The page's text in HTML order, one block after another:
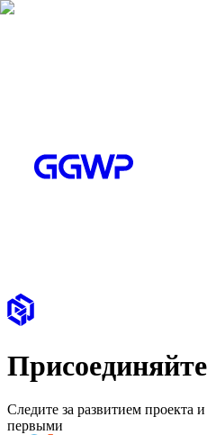
Следите за развитием проекта
первыми